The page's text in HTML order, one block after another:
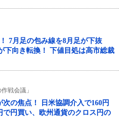
7月足の包み線を8月足が下抜
下向き転換！ 下値目処は高市総裁
戦会議」
の焦点！ 日米協調介入で160円
円買い、欧州通貨のクロス円の